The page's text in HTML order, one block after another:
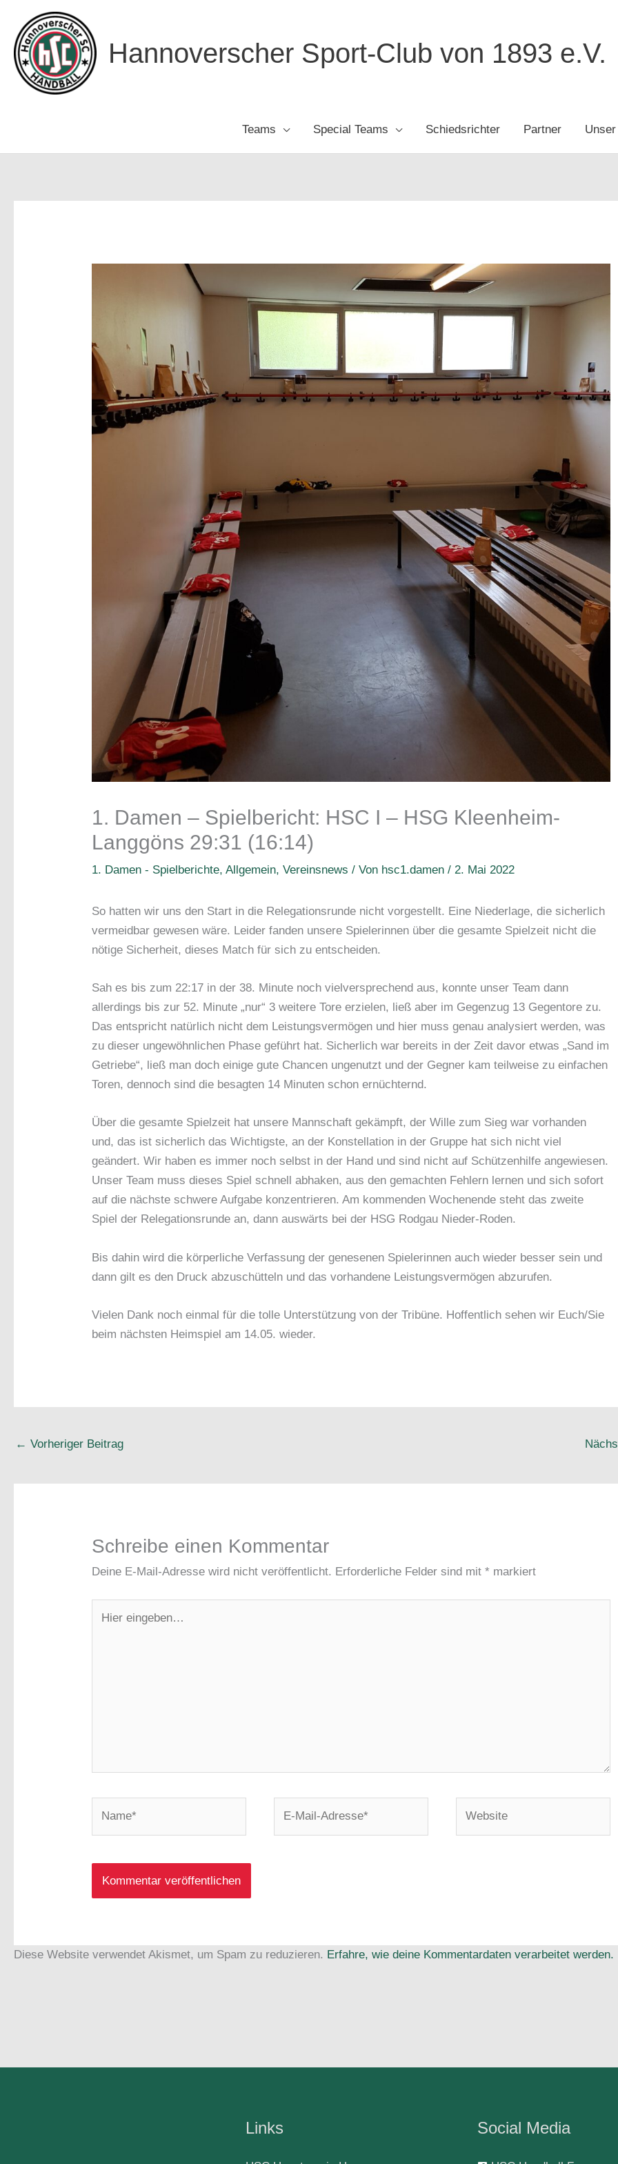
Inhalt
springen
Hannoverscher Sport-Club von 1893 e.V.
Teams Special Teams Schiedsrichter Partner
1. Damen – Spielbericht: HSC I – HSG Kleenheim-
Langgöns 29:31 (16:14)
1. Damen - Spielberichte,Allgemein,Vereinsnews / Von hsc1.damen/2. Mai 2022
So hatten wir uns den Start in die Relegationsrunde nicht vorgestellt. Eine Niederlage, die sicherlich
vermeidbar gewesen wäre. Leider fanden unsere Spielerinnen über die gesamte Spielzeit nicht die
nötige Sicherheit, dieses Match für sich zu entscheiden.
Sah es bis zum 22:17 in der 38. Minute noch vielversprechend aus, konnte unser Team dann
allerdings bis zur 52. Minute „nur“ 3 weitere Tore erzielen, ließ aber im Gegenzug 13 Gegentore zu.
Das entspricht natürlich nicht dem Leistungsvermögen und hier muss genau analysiert werden, was
zu dieser ungewöhnlichen Phase geführt hat. Sicherlich war bereits in der Zeit davor etwas „Sand im
Getriebe“, ließ man doch einige gute Chancen ungenutzt und der Gegner kam teilweise zu einfachen
Toren, dennoch sind die besagten 14 Minuten schon ernüchternd.
Über die gesamte Spielzeit hat unsere Mannschaft gekämpft, der Wille zum Sieg war vorhanden
und, das ist sicherlich das Wichtigste, an der Konstellation in der Gruppe hat sich nicht viel
geändert. Wir haben es immer noch selbst in der Hand und sind nicht auf Schützenhilfe angewiesen.
Unser Team muss dieses Spiel schnell abhaken, aus den gemachten Fehlern lernen und sich sofort
auf die nächste schwere Aufgabe konzentrieren. Am kommenden Wochenende steht das zweite
Spiel der Relegationsrunde an, dann auswärts bei der HSG Rodgau Nieder-Roden.
Bis dahin wird die körperliche Verfassung der genesenen Spielerinnen auch wieder besser sein und
dann gilt es den Druck abzuschütteln und das vorhandene Leistungsvermögen abzurufen.
Vielen Dank noch einmal für die tolle Unterstützung von der Tribüne. Hoffentlich sehen wir Euch/Sie
beim nächsten Heimspiel am 14.05. wieder.
← Vorheriger Beitrag
Schreibe einen Kommentar
Deine E-Mail-Adresse wird nicht veröffentlicht. Erforderliche Felder sind mit* markiert
eingeben…
Diese Website verwendet Akismet, um Spam zu reduzieren. Erfahre, wie deine Kommentardaten verarbeitet werden.
Links Social Media